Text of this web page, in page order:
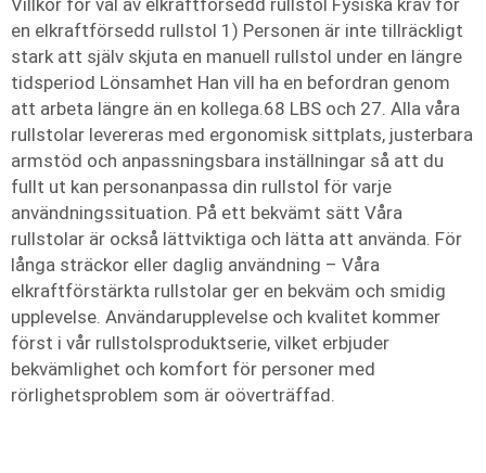
Villkor för val av elkraftförsedd rullstol Fysiska krav för
en elkraftförsedd rullstol 1) Personen är inte tillräckligt
stark att själv skjuta en manuell rullstol under en längre
tidsperiod Lönsamhet Han vill ha en befordran genom
att arbeta längre än en kollega.68 LBS och 27. Alla våra
rullstolar levereras med ergonomisk sittplats, justerbara
armstöd och anpassningsbara inställningar så att du
fullt ut kan personanpassa din rullstol för varje
användningssituation. På ett bekvämt sätt Våra
rullstolar är också lättviktiga och lätta att använda. För
långa sträckor eller daglig användning – Våra
elkraftförstärkta rullstolar ger en bekväm och smidig
upplevelse. Användarupplevelse och kvalitet kommer
först i vår rullstolsproduktserie, vilket erbjuder
bekvämlighet och komfort för personer med
rörlighetsproblem som är oöverträffad.